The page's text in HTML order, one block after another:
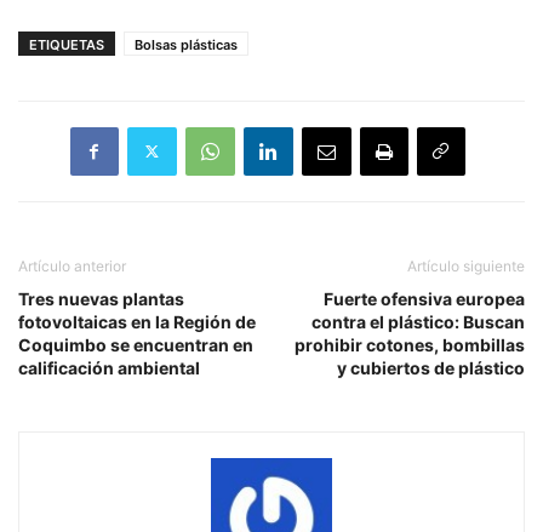
ETIQUETAS Bolsas plásticas
Artículo anterior
Tres nuevas plantas
fotovoltaicas en la Región de
Coquimbo se encuentran en
calificación ambiental
Artículo siguiente
Fuerte ofensiva europea
contra el plástico: Buscan
prohibir cotones, bombillas
y cubiertos de plástico